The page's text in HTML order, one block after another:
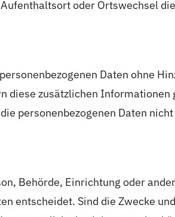
oder Ortswechsel
Daten ohne
diese zusätzlichen
personenbezogenen Daten
Behörde, Einrichtung oder
entscheidet. Sind die Zwecke